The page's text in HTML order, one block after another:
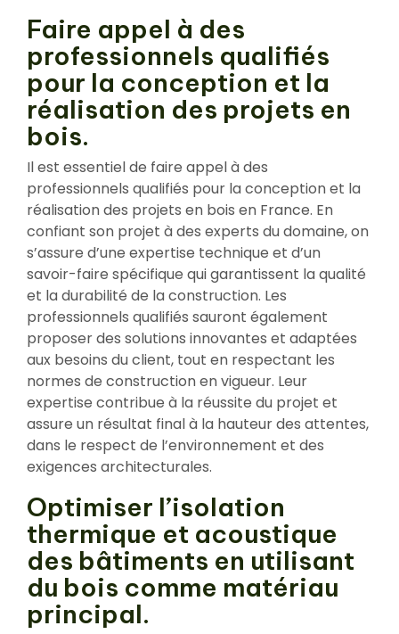
Faire appel à des
professionnels qualifiés
pour la conception et la
réalisation des projets en
bois.
Il est essentiel de faire appel à des
professionnels qualifiés pour la conception et la
réalisation des projets en bois en France. En
confiant son projet à des experts du domaine, on
s’assure d’une expertise technique et d’un
savoir-faire spécifique qui garantissent la qualité
et la durabilité de la construction. Les
professionnels qualifiés sauront également
proposer des solutions innovantes et adaptées
aux besoins du client, tout en respectant les
normes de construction en vigueur. Leur
expertise contribue à la réussite du projet et
assure un résultat final à la hauteur des attentes,
dans le respect de l’environnement et des
exigences architecturales.
Optimiser l’isolation
thermique et acoustique
des bâtiments en utilisant
du bois comme matériau
principal.